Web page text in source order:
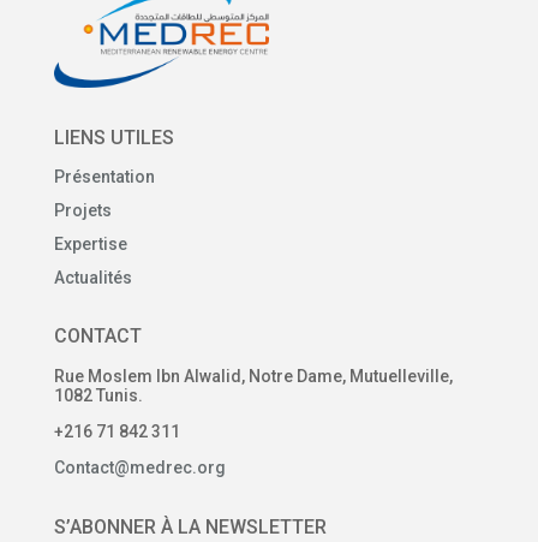
LIENS UTILES
Présentation
Projets
Expertise
Actualités
CONTACT
Rue Moslem Ibn Alwalid, Notre Dame, Mutuelleville,
1082 Tunis.
+216 71 842 311
Contact@medrec.org
S’ABONNER À LA NEWSLETTER